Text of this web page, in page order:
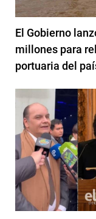
El Gobierno
millones para
portuaria del